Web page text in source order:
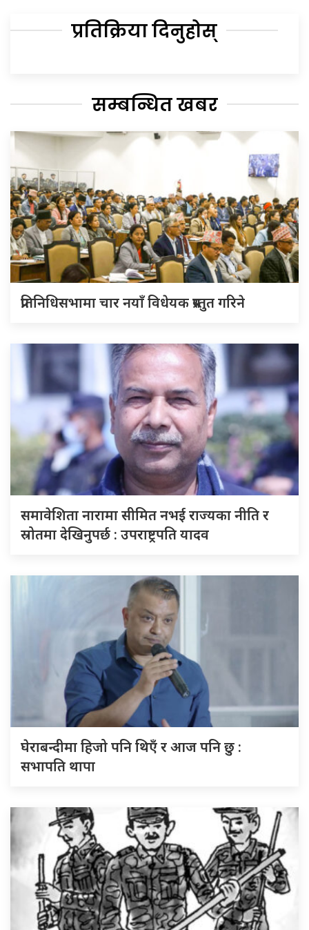
प्रतिक्रिया दिनुहोस्
सम्बन्धित खबर
प्रतिनिधिसभामा चार नयाँ विधेयक प्रस्तुत गरिने
समावेशिता नारामा सीमित नभई राज्यका नीति र
स्रोतमा देखिनुपर्छ : उपराष्ट्रपति यादव
घेराबन्दीमा हिजो पनि थिएँ र आज पनि छु :
सभापति थापा